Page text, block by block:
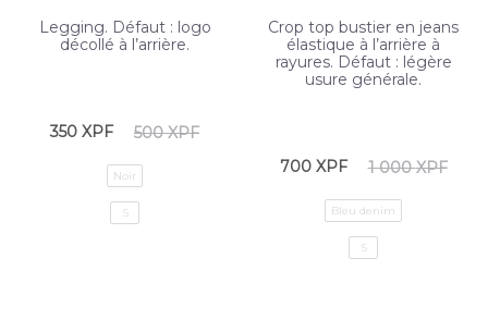
Legging. Défaut : logo
décollé à l’arrière.
500XPF
350 XPF
Noir
S
Crop top bustier en jeans
élastique à l’arrière à
rayures. Défaut : légère
usure générale.
1 000XPF
700 XPF
Bleu denim
S